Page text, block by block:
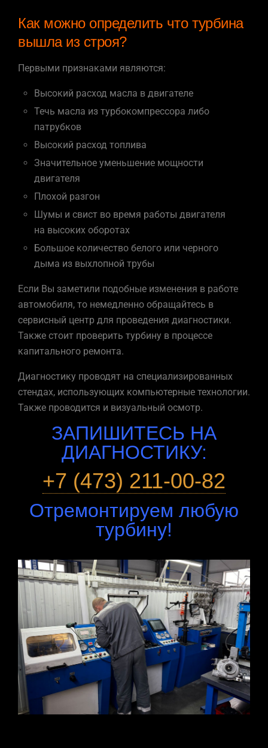
Как можно определить что турбина
вышла из строя?
Первыми признаками являются:
Высокий расход масла в двигателе
Течь масла из турбокомпрессора либо
патрубков
Высокий расход топлива
Значительное уменьшение мощности
двигателя
Плохой разгон
Шумы и свист во время работы двигателя
на высоких оборотах
Большое количество белого или черного
дыма из выхлопной трубы
Если Вы заметили подобные изменения в работе
автомобиля, то немедленно обращайтесь в
сервисный центр для проведения диагностики.
Также стоит проверить турбину в процессе
капитального ремонта.
Диагностику проводят на специализированных
стендах, использующих компьютерные технологии.
Также проводится и визуальный осмотр.
ЗАПИШИТЕСЬ НА
ДИАГНОСТИКУ:
+7 (473) 211-00-82
Отремонтируем любую
турбину!